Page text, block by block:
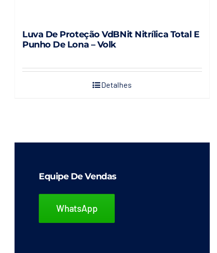
Luva De Proteção VdBNit Nitrílica Total E
Punho De Lona – Volk
Detalhes
Equipe De Vendas
WhatsApp